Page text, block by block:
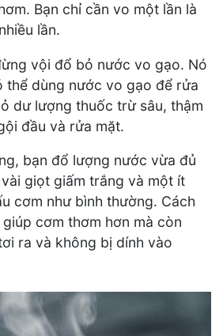
Bạn chỉ cần vo một lần là
lần.
vội đổ bỏ nước vo gạo. Nó
thể dùng nước vo gạo để rửa
dư lượng thuốc trừ sâu, thậm
đầu và rửa mặt.
bạn đổ lượng nước vừa đủ
giọt giấm trắng và một ít
cơm như bình thường. Cách
cơm thơm hơn mà còn
ra và không bị dính vào